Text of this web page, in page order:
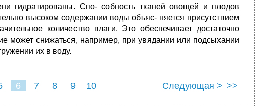
гидратированы. Спо- собность тканей овощей и плодов
высоком содержании воды объяс- няется присутствием
количество влаги. Это обеспечивает достаточно
может снижаться, например, при увядании или подсыхании
их в воду.
6 7 8 9 10 Следующая > >>